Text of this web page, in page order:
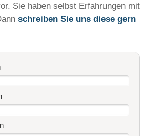
Sie haben selbst Erfahrungen mit
schreiben Sie uns diese gern